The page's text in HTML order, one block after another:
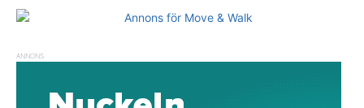
ANNONS